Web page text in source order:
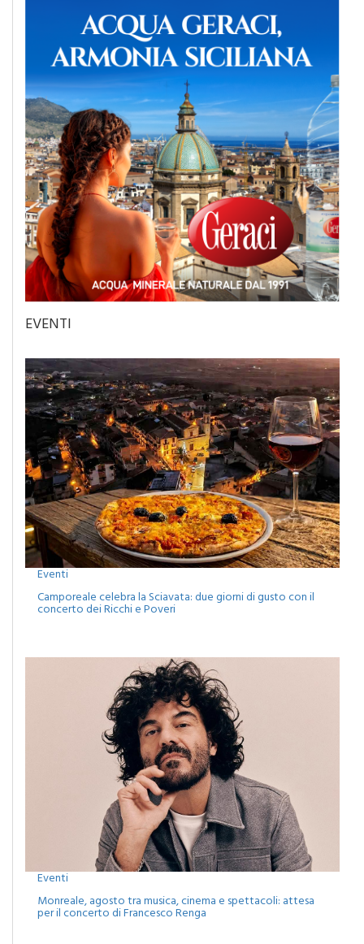
EVENTI
Eventi
Camporeale celebra la Sciavata: due giorni di gusto con il
concerto dei Ricchi e Poveri
Monreale, agosto tra musica, cinema e spettacoli: attesa
per il concerto di Francesco Renga